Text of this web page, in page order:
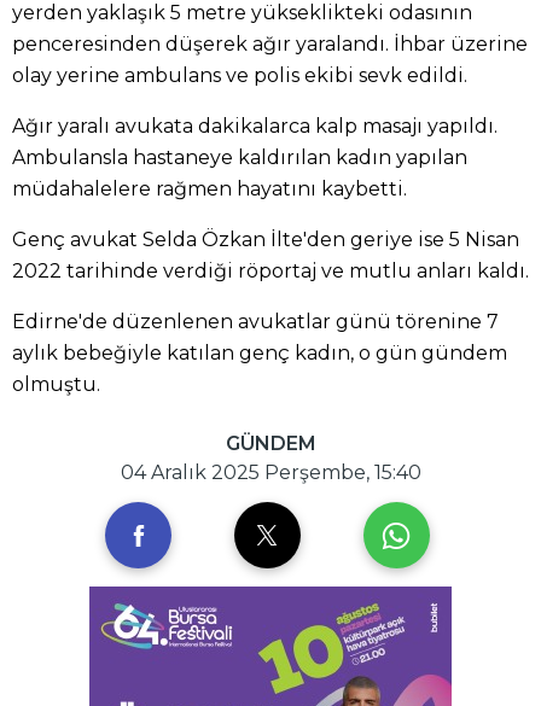
yerden yaklaşık 5 metre yükseklikteki odasının
penceresinden düşerek ağır yaralandı. İhbar üzerine
olay yerine ambulans ve polis ekibi sevk edildi.
Ağır yaralı avukata dakikalarca kalp masajı yapıldı.
Ambulansla hastaneye kaldırılan kadın yapılan
müdahalelere rağmen hayatını kaybetti.
Genç avukat Selda Özkan İlte'den geriye ise 5 Nisan
2022 tarihinde verdiği röportaj ve mutlu anları kaldı.
Edirne'de düzenlenen avukatlar günü törenine 7
aylık bebeğiyle katılan genç kadın, o gün gündem
olmuştu.
GÜNDEM
04 Aralık 2025 Perşembe, 15:40